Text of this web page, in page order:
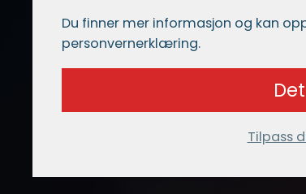
Du finner mer informasjon og kan
personvernerklæring.
Tilpass